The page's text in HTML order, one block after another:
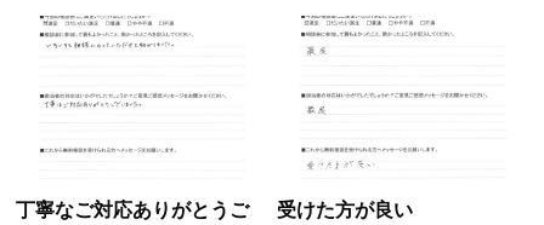
丁寧なご対応ありがとうご
受けた方が良い